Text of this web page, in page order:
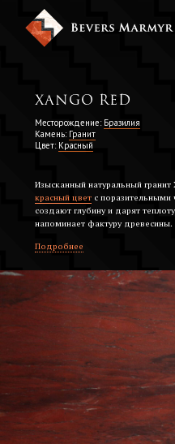
Xango Red
Месторождение: Бразилия
Камень: Гранит
Цвет: Красный
Изысканный натуральный
красный цветс поразительными
создают глубину и дарят
напоминает фактуру древесины.
Подробнее